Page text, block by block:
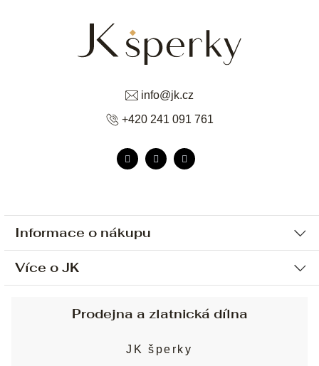
Informace o nákupu
Ochrana osobních údajů
Sjednání osobní schůzky
Obchodní podmínky
Více o JK
info@jk.cz
+420 241 091 761
Prodejna a zlatnická dílna
JK šperky